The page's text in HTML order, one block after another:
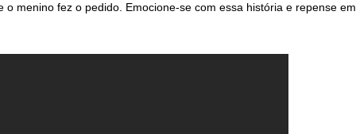
menino fez o pedido. Emocione-se com essa história e repense em